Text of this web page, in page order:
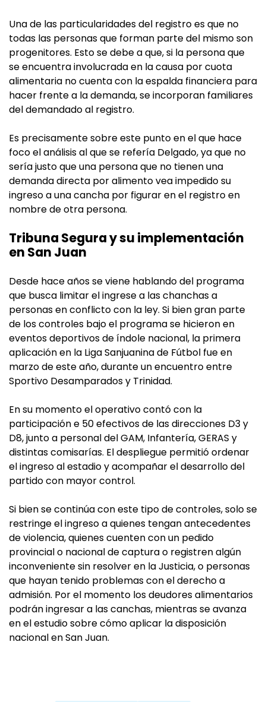
Una de las particularidades del registro es que no
todas las personas que forman parte del mismo son
progenitores. Esto se debe a que, si la persona que
se encuentra involucrada en la causa por cuota
alimentaria no cuenta con la espalda financiera para
hacer frente a la demanda, se incorporan familiares
del demandado al registro.
Es precisamente sobre este punto en el que hace
foco el análisis al que se refería Delgado, ya que no
sería justo que una persona que no tienen una
demanda directa por alimento vea impedido su
ingreso a una cancha por figurar en el registro en
nombre de otra persona.
Tribuna Segura y su implementación
en San Juan
Desde hace años se viene hablando del programa
que busca limitar el ingrese a las chanchas a
personas en conflicto con la ley. Si bien gran parte
de los controles bajo el programa se hicieron en
eventos deportivos de índole nacional, la primera
aplicación en la Liga Sanjuanina de Fútbol fue en
marzo de este año, durante un encuentro entre
Sportivo Desamparados y Trinidad.
En su momento el operativo contó con la
participación e 50 efectivos de las direcciones D3 y
D8, junto a personal del GAM, Infantería, GERAS y
distintas comisarías. El despliegue permitió ordenar
el ingreso al estadio y acompañar el desarrollo del
partido con mayor control.
Si bien se continúa con este tipo de controles, solo se
restringe el ingreso a quienes tengan antecedentes
de violencia, quienes cuenten con un pedido
provincial o nacional de captura o registren algún
inconveniente sin resolver en la Justicia, o personas
que hayan tenido problemas con el derecho a
admisión. Por el momento los deudores alimentarios
podrán ingresar a las canchas, mientras se avanza
en el estudio sobre cómo aplicar la disposición
nacional en San Juan.